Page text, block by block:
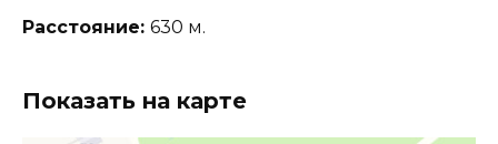
Расстояние: 630 м.
Показать на карте